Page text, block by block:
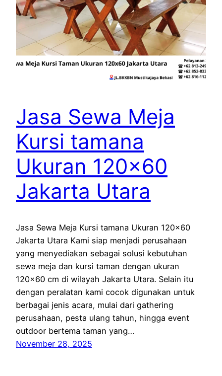
Jasa Sewa Meja
Kursi tamana
Ukuran 120×60
Jakarta Utara
Jasa Sewa Meja Kursi tamana Ukuran 120×60
Jakarta Utara Kami siap menjadi perusahaan
yang menyediakan sebagai solusi kebutuhan
sewa meja dan kursi taman dengan ukuran
120×60 cm di wilayah Jakarta Utara. Selain itu
dengan peralatan kami cocok digunakan untuk
berbagai jenis acara, mulai dari gathering
perusahaan, pesta ulang tahun, hingga event
outdoor bertema taman yang…
November 28, 2025